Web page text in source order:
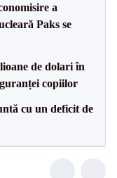
a
Paks se
de dolari în
copiilor
cu un deficit de